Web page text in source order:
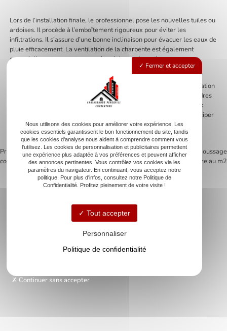
Lors de l’installation finale, le professionnel pose les nouvelles tuiles ou
ardoises. Il procède à l’emboîtement rigoureux pour éviter les
infiltrations. Il s’assure d’une bonne inclinaison pour évacuer les eaux de
pluie efficacement. La ventilation de la charpente est également
essentielle, notamment pour prévenir la condensation.
La finition de la zinguerie, comme les gouttières ou chéneaux, est
cruciale pour une bonne évacuation des eaux pluviales. Une vérification
complète suit. Le couvreur teste l’étanchéité et recherche les moindres
fuites éventuelles. L’artisan contrôle la qualité du travail fourni. Ces
étapes assurent la durabilité du toit et servent d’exemple pour anticiper
le prix d’une toiture réussie. Un professionnel garantit ainsi une
réfection de la toiture conforme aux attentes.
Navigation
Previous:Couvreur réparation toiture :
comment choisir le bon professionnel
Next:Comprendre le tarif démoussage
toiture au m2
Accueil
Couverture
Zinguerie
Rénovation de toiture
Dépannage d’urgence
Fermer et accepter
Nous utilisons des cookies pour améliorer votre expérience. Les
cookies essentiels garantissent le bon fonctionnement du site, tandis
que les cookies d'analyse nous aident à comprendre comment vous
l'utilisez. Les cookies de personnalisation et publicitaires permettent
une expérience plus adaptée à vos préférences et peuvent afficher
des annonces pertinentes. Vous contrôlez vos cookies via les
paramètres du navigateur. En continuant, vous acceptez notre
politique. Pour plus d'infos, consultez notre Politique de
Confidentialité. Profitez pleinement de votre visite !
Tout accepter
Personnaliser
Politique de confidentialité
Continuer sans accepter